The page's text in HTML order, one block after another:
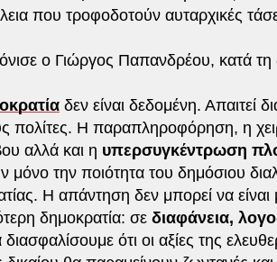
που τροφοδοτούν αυταρχικές
ο Γιώργος Παπανδρέου, κατά τη
δεν είναι δεδομένη. Απαιτεί
πολίτες. Η παραπληροφόρηση, η
αλλά και η υπερσυγκέντρωση
μόνο την ποιότητα του δημόσιου
Η απάντηση δεν μπορεί να
δημοκρατία: σε διαφάνεια,
ότι οι αξίες της